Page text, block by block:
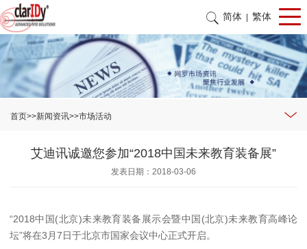
简体 繁体
首页>>新闻资讯>>市场活动
艾迪讯诚邀您参加“2018中国未来教育装备展”
发表日期：2018-03-06
“2018中国(北京)未来教育装备展示会暨中国(北京)未来教育高峰论
坛”将在3月7日于北京市国家会议中心正式开启。